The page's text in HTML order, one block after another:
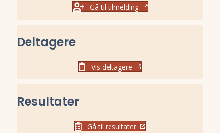
Gå til tilmelding
Deltagere
Vis deltagere
Resultater
Gå til resultater